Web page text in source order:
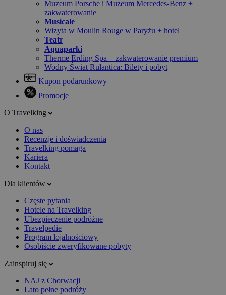
Muzeum Porsche i Muzeum Mercedes-Benz +
zakwaterowanie
Musicale
Wizyta w Moulin Rouge w Paryżu + hotel
Teatr
Aquaparki
Therme Erding Spa + zakwaterowanie premium
Wodny Świat Rulantica: Bilety i pobyt
Kupon podarunkowy
Promocje
O Travelking
O nas
Recenzje i doświadczenia
Travelking pomaga
Kariera
Kontakt
Dla klientów
Częste pytania
Hotele na Travelking
Ubezpieczenie podróżne
Travelpedie
Program lojalnościowy
Osobiście zweryfikowane pobyty
Zainspiruj się
NAJ z Chorwacji
Lato pełne podróży